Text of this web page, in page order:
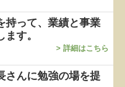
持って、業績と事業
す。
> 詳細はこちら
さんに勉強の場を提